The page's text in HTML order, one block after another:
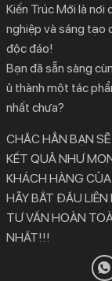
Kiến Trúc Mới là nơi
nghiệp và sáng tạo
độc đáo!
Bạn đã sẵn sàng
ủ thành một tác
nhất chưa?
CHẮC HẲN BẠN
KẾT QUẢ NHƯ
KHÁCH HÀNG
HÃY BẮT ĐẦU
TƯ VẤN HOÀN
NHẤT!!!